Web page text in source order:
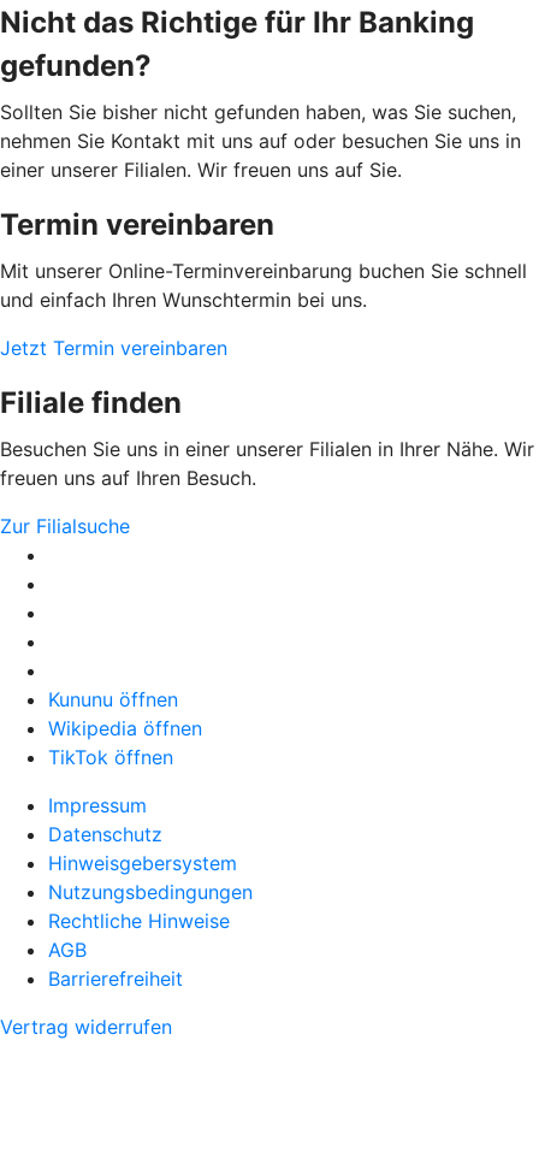
Nicht das Richtige für Ihr Banking
gefunden?
Sollten Sie bisher nicht gefunden haben, was Sie suchen,
nehmen Sie Kontakt mit uns auf oder besuchen Sie uns in
einer unserer Filialen. Wir freuen uns auf Sie.
Termin vereinbaren
Mit unserer Online-Terminvereinbarung buchen Sie schnell
und einfach Ihren Wunschtermin bei uns.
Jetzt Termin vereinbaren
Filiale finden
Besuchen Sie uns in einer unserer Filialen in Ihrer Nähe. Wir
freuen uns auf Ihren Besuch.
Zur Filialsuche
Kununu öffnen
Wikipedia öffnen
TikTok öffnen
Impressum
Datenschutz
Hinweisgebersystem
Nutzungsbedingungen
Rechtliche Hinweise
AGB
Barrierefreiheit
Vertrag widerrufen